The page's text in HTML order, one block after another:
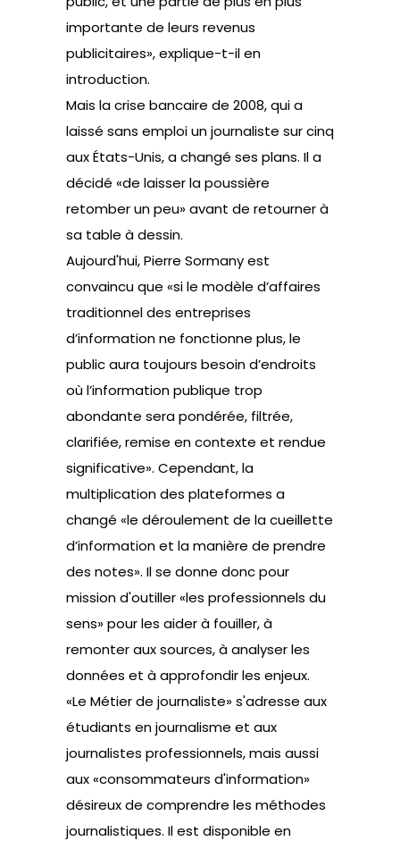
importante de leurs revenus
publicitaires», explique-t-il en
introduction.
Mais la crise bancaire de 2008, qui a
laissé sans emploi un journaliste sur cinq
aux États-Unis, a changé ses plans. Il a
décidé «de laisser la poussière
retomber un peu» avant de retourner à
sa table à dessin.
Aujourd'hui, Pierre Sormany est
convaincu que «si le modèle d’affaires
traditionnel des entreprises
d’information ne fonctionne plus, le
public aura toujours besoin d’endroits
où l’information publique trop
abondante sera pondérée, filtrée,
clarifiée, remise en contexte et rendue
significative». Cependant, la
multiplication des plateformes a
changé «le déroulement de la cueillette
d’information et la manière de prendre
des notes». Il se donne donc pour
mission d'outiller «les professionnels du
sens» pour les aider à fouiller, à
remonter aux sources, à analyser les
données et à approfondir les enjeux.
«Le Métier de journaliste» s'adresse aux
étudiants en journalisme et aux
journalistes professionnels, mais aussi
aux «consommateurs d'information»
désireux de comprendre les méthodes
journalistiques. Il est disponible en